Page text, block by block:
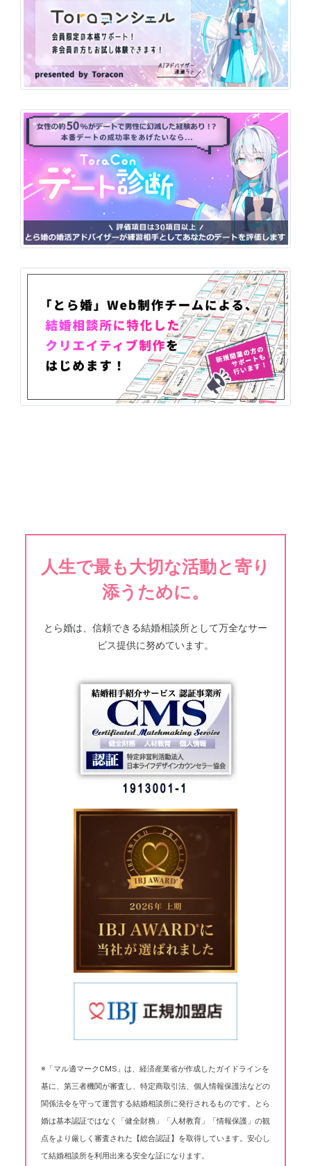
人生で最も大切な活動と寄り
添うために。
とら婚は、信頼できる結婚相談所として万全なサー
ビス提供に努めています。
※「マル適マークCMS」は、経済産業省が作成したガイドラインを
基に、第三者機関が審査し、特定商取引法、個人情報保護法などの
関係法令を守って運営する結婚相談所に発行されるものです。とら
婚は基本認証ではなく「健全財務」「人材教育」「情報保護」の観
点をより厳しく審査された【総合認証】を取得しています。安心し
て結婚相談所を利用出来る安全な証になります。